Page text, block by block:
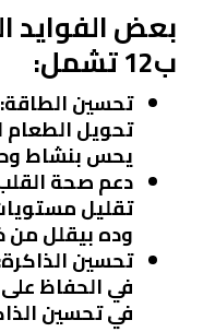
بعض الفوايد
ب12 تشمل:
تحسين الطاقة:
تحويل
يحس بنشاط
دعم صحة
تقليل
وده بيقلل من
تحسين
في الحفاظ
في تحسين